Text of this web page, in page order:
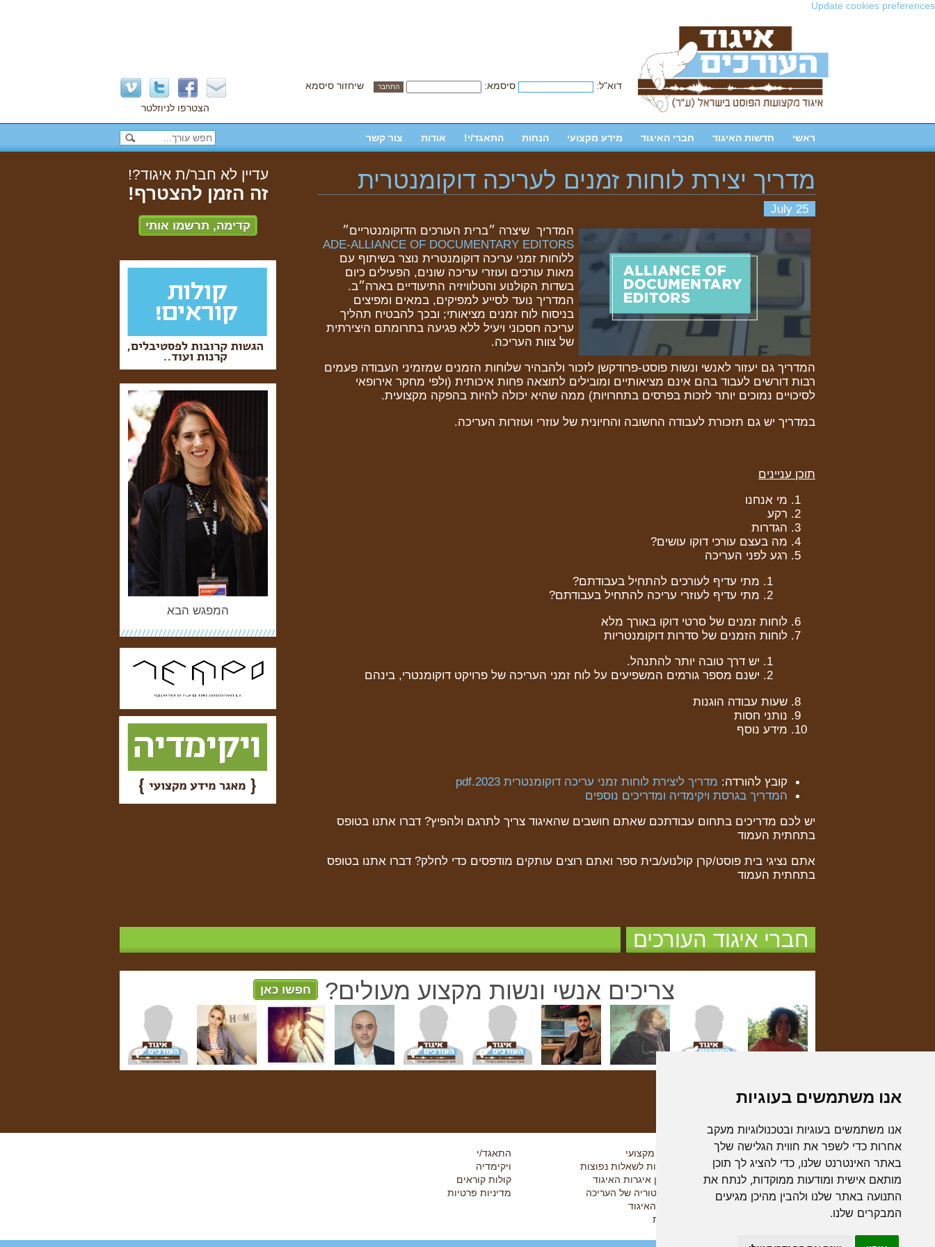
אנו משתמשים בעוגיות
אנו משתמשים בעוגיות ובטכנולוגיות מעקב
אחרות כדי לשפר את חווית הגלישה שלך
באתר האינטרנט שלנו, כדי להציג לך תוכן
מותאם אישית ומודעות ממוקדות, לנתח את
התנועה באתר שלנו ולהבין מהיכן מגיעים
המבקרים שלנו.
Update cookies preferences
דוא"ל: סיסמא:
שיחזור סיסמא
הצטרפו לניוזלטר
ראשי חדשות האיגוד חברי האיגוד מידע מקצועי הנחות התאגד/י! אודות צור קשר
מדריך יצירת לוחות זמנים לעריכה דוקומנטרית
25 July
המדריך שיצרה ״ברית העורכים הדוקומנטריים״
ADE-ALLIANCE OF DOCUMENTARY EDITORS
ללוחות זמני עריכה דוקומנטרית נוצר בשיתוף עם
מאות עורכים ועוזרי עריכה שונים, הפעילים כיום
בשדות הקולנוע והטלוויזיה התיעודיים בארה״ב.
המדריך נועד לסייע למפיקים, במאים ומפיצים
בניסוח לוח זמנים מציאותי; ובכך להבטיח תהליך
עריכה חסכוני ויעיל ללא פגיעה בתרומתם היצירתית
של צוות העריכה.
המדריך גם יעזור לאנשי ונשות פוסט-פרודקשן לזכור ולהבהיר שלוחות הזמנים שמזמיני העבודה פעמים
רבות דורשים לעבוד בהם אינם מציאותיים ומובילים לתוצאה פחות איכותית (ולפי מחקר אירופאי
לסיכויים נמוכים יותר לזכות בפרסים בתחרויות) ממה שהיא יכולה להיות בהפקה מקצועית.
במדריך יש גם תזכורת לעבודה החשובה והחיונית של עוזרי ועוזרות העריכה.
תוכן עניינים
מי אנחנו
רקע
הגדרות
מה בעצם עורכי דוקו עושים?
רגע לפני העריכה
מתי עדיף לעורכים להתחיל בעבודתם?
מתי עדיף לעוזרי עריכה להתחיל בעבודתם?
לוחות זמנים של סרטי דוקו באורך מלא
לוחות הזמנים של סדרות דוקומנטריות
יש דרך טובה יותר להתנהל.
ישנם מספר גורמים המשפיעים על לוח זמני העריכה של פרויקט דוקומנטרי, בינהם
שעות עבודה הוגנות
נותני חסות
מידע נוסף
קובץ להורדה: מדריך ליצירת לוחות זמני עריכה דוקומנטרית 2023.pdf
המדריך בגרסת ויקימדיה ומדריכים נוספים
יש לכם מדריכים בתחום עבודתכם שאתם חושבים שהאיגוד צריך לתרגם ולהפיץ? דברו אתנו בטופס
בתחתית העמוד
אתם נציגי בית פוסט/קרן קולנוע/בית ספר ואתם רוצים עותקים מודפסים כדי לחלק? דברו אתנו בטופס
בתחתית העמוד
עדיין לא חבר/ת איגוד?!
זה הזמן להצטרף!
קדימה, תרשמו אותי
המפגש הבא
חברי איגוד העורכים
צריכים אנשי ונשות מקצוע מעולים? חפשו כאן
איך הכל התחיל מידע מקצועי
התאגד/י
דבר היו"ר
תשובות לשאלות נפוצות
ויקימדיה
המניפסט
ארכיון איגרות האיגוד
קולות קוראים
התקנון
ההיסטוריה של העריכה
מדיניות פרטיות
פרוטוקול כנס היסוד
חברי האיגוד
הנחות